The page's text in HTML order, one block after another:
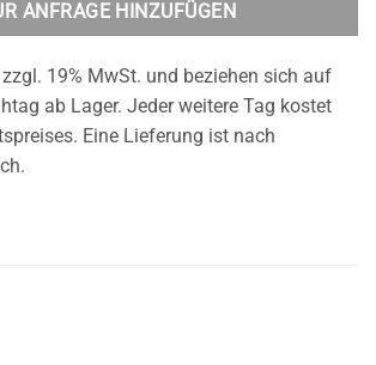
ANFRAGE HINZUFÜGEN
19% MwSt. und beziehen sich auf
ab Lager. Jeder weitere Tag kostet
Eine Lieferung ist nach